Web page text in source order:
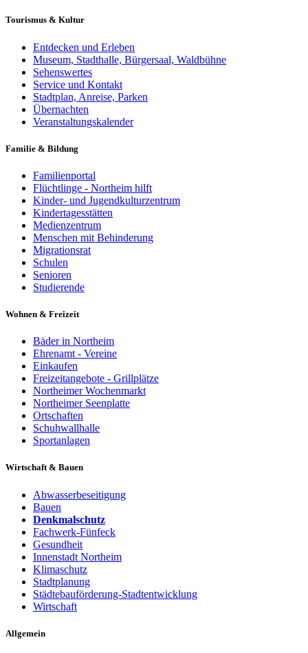
Tourismus & Kultur
Entdecken und Erleben
Museum, Stadthalle, Bürgersaal, Waldbühne
Sehenswertes
Service und Kontakt
Stadtplan, Anreise, Parken
Übernachten
Veranstaltungskalender
Familie & Bildung
Familienportal
Flüchtlinge - Northeim hilft
Kinder- und Jugendkulturzentrum
Kindertagesstätten
Medienzentrum
Menschen mit Behinderung
Migrationsrat
Schulen
Senioren
Studierende
Wohnen & Freizeit
Bäder in Northeim
Ehrenamt - Vereine
Einkaufen
Freizeitangebote - Grillplätze
Northeimer Wochenmarkt
Northeimer Seenplatte
Ortschaften
Schuhwallhalle
Sportanlagen
Wirtschaft & Bauen
Abwasserbeseitigung
Bauen
Denkmalschutz
Fachwerk-Fünfeck
Gesundheit
Innenstadt Northeim
Klimaschutz
Stadtplanung
Städtebauförderung-Stadtentwicklung
Wirtschaft
Allgemein